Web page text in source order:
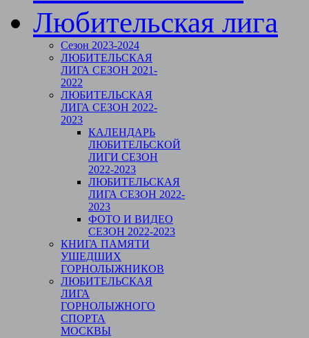
Любительская лига
Сезон 2023-2024
ЛЮБИТЕЛЬСКАЯ
ЛИГА СЕЗОН 2021-
2022
ЛЮБИТЕЛЬСКАЯ
ЛИГА СЕЗОН 2022-
2023
КАЛЕНДАРЬ
ЛЮБИТЕЛЬСКОЙ
ЛИГИ СЕЗОН
2022-2023
ЛЮБИТЕЛЬСКАЯ
ЛИГА СЕЗОН 2022-
2023
ФОТО И ВИДЕО
СЕЗОН 2022-2023
КНИГА ПАМЯТИ
УШЕДШИХ
ГОРНОЛЫЖНИКОВ
ЛЮБИТЕЛЬСКАЯ
ЛИГА
ГОРНОЛЫЖНОГО
СПОРТА
МОСКВЫ